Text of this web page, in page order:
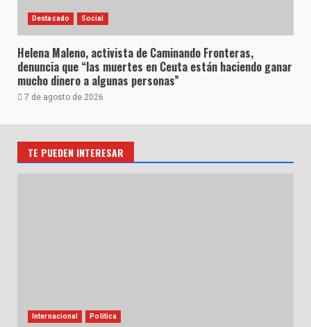
Destacado Social
Helena Maleno, activista de Caminando Fronteras,
denuncia que “las muertes en Ceuta están haciendo ganar
mucho dinero a algunas personas”
7 de agosto de 2026
TE PUEDEN INTERESAR
Internacional Política